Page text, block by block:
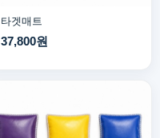
타겟매트
37,800원